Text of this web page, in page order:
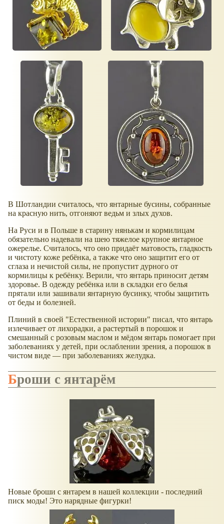
В Шотландии считалось, что янтарные бусины, собранные
на красную нить, отгоняют ведьм и злых духов.
На Руси и в Польше в старину нянькам и кормилицам
обязательно надевали на шею тяжелое крупное янтарное
ожерелье. Считалось, что оно придаёт матовость, гладкость
и чистоту коже ребёнка, а также что оно защитит его от
сглаза и нечистой силы, не пропустит дурного от
кормилицы к ребёнку. Верили, что янтарь приносит детям
здоровье. В одежду ребёнка или в складки его белья
прятали или зашивали янтарную бусинку, чтобы защитить
от беды и болезней.
Плиний в своей "Естественной истории" писал, что янтарь
излечивает от лихорадки, а растертый в порошок и
смешанный с розовым маслом и мёдом янтарь помогает при
заболеваниях у детей, при ослаблении зрения, а поро­шок в
чистом виде — при заболеваниях желудка.
Броши с янтарём
Новые броши с янтарем в нашей коллекции - последний
писк моды! Это нарядные фигурки!